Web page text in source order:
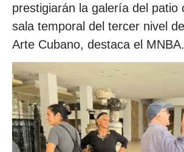
prestigiarán la galería del patio
sala temporal del tercer nivel
Arte Cubano, destaca el MNBA.